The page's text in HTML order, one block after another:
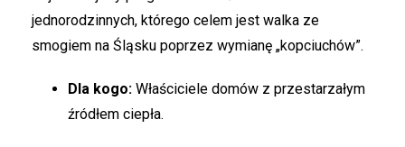
jednorodzinnych, którego celem jest walka ze
smogiem na Śląsku poprzez wymianę „kopciuchów”.
Dla kogo: Właściciele domów z przestarzałym
źródłem ciepła.